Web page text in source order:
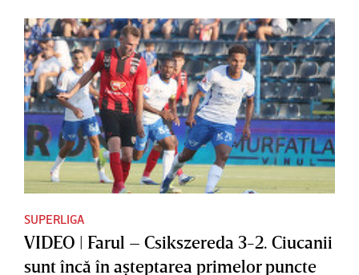
SUPERLIGA
VIDEO | Farul – Csikszereda 3-2. Ciucanii
sunt încă în aşteptarea primelor puncte